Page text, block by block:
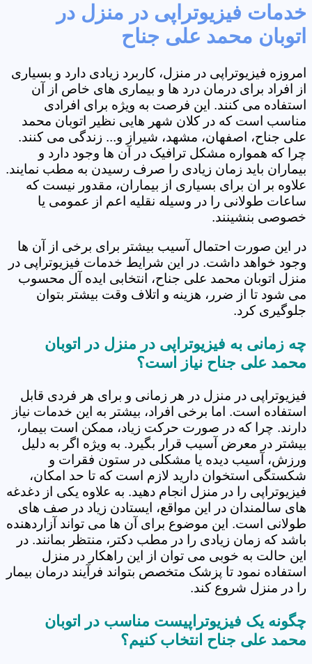
خدمات فیزیوتراپی در منزل در
اتوبان محمد علی جناح
امروزه فیزیوتراپی در منزل، کاربرد زیادی دارد و بسیاری
از افراد برای درمان درد ها و بیماری های خاص از آن
استفاده می کنند. این فرصت به ویژه برای افرادی
مناسب است که در کلان شهر هایی نظیر اتوبان محمد
علی جناح، اصفهان، مشهد، شیراز و... زندگی می کنند.
چرا که همواره مشکل ترافیک در آن ها وجود دارد و
بیماران باید زمان زیادی را صرف رسیدن به مطب نمایند.
علاوه بر ان برای بسیاری از بیماران، مقدور نیست که
ساعات طولانی را در وسیله نقلیه اعم از عمومی یا
خصوصی بنشینند.
در این صورت احتمال آسیب بیشتر برای برخی از آن ها
وجود خواهد داشت. در این شرایط خدمات فیزیوتراپی در
منزل اتوبان محمد علی جناح، انتخابی ایده آل محسوب
می شود تا از ضرر، هزینه و اتلاف وقت بیشتر بتوان
جلوگیری کرد.
چه زمانی به فیزیوتراپی در منزل در اتوبان
محمد علی جناح نیاز است؟
فیزیوتراپی در منزل در هر زمانی و برای هر فردی قابل
استفاده است. اما برخی افراد، بیشتر به این خدمات نیاز
دارند. چرا که در صورت حرکت زیاد، ممکن است بیمار،
بیشتر در معرض آسیب قرار بگیرد. به ویژه اگر به دلیل
ورزش، آسیب دیده یا مشکلی در ستون فقرات و
شکستگی استخوان دارید لازم است که تا حد امکان،
فیزیوتراپی را در منزل انجام دهید. به علاوه یکی از دغدغه
های سالمندان در این مواقع، ایستادن زیاد در صف های
طولانی است. این موضوع برای آن ها می تواند آزاردهنده
باشد که زمان زیادی را در مطب دکتر، منتظر بمانند. در
این حالت به خوبی می توان از این راهکار در منزل
استفاده نمود تا پزشک متخصص بتواند فرآیند درمان بیمار
را در منزل شروع کند.
چگونه یک فیزیوتراپیست مناسب در اتوبان
محمد علی جناح انتخاب کنیم؟